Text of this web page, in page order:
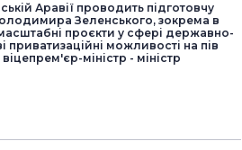
Аравії проводить підготовчу
Зеленського, зокрема в
проєкти у сфері державно-
приватизаційні можливості на пів
міністр - міністр